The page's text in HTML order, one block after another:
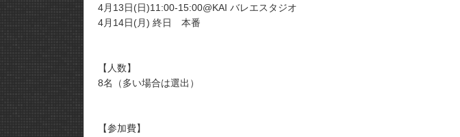
4月13日(日)11:00-15:00@KAI バレエスタジオ
4月14日(月) 終日 本番
【人数】
8名（多い場合は選出）
【参加費】